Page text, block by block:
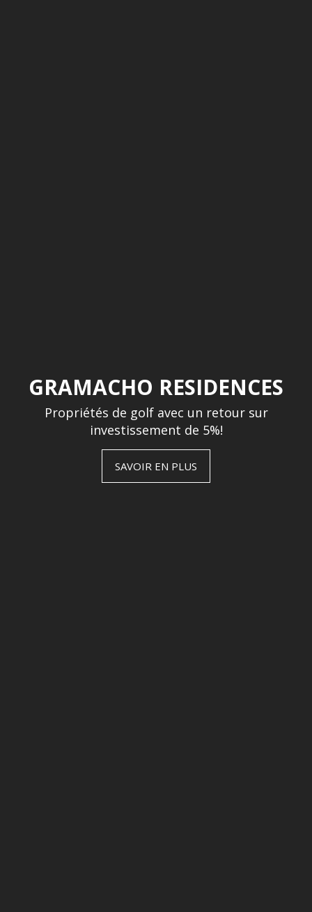
GRAMACHO RESIDENCES
Propriétés de golf avec un retour sur
investissement de 5%!
SAVOIR EN PLUS